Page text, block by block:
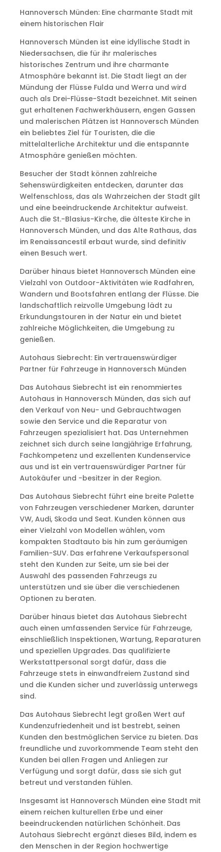
Hannoversch Münden: Eine charmante Stadt mit
einem historischen Flair
Hannoversch Münden ist eine idyllische Stadt in
Niedersachsen, die für ihr malerisches
historisches Zentrum und ihre charmante
Atmosphäre bekannt ist. Die Stadt liegt an der
Mündung der Flüsse Fulda und Werra und wird
auch als Drei-Flüsse-Stadt bezeichnet. Mit seinen
gut erhaltenen Fachwerkhäusern, engen Gassen
und malerischen Plätzen ist Hannoversch Münden
ein beliebtes Ziel für Touristen, die die
mittelalterliche Architektur und die entspannte
Atmosphäre genießen möchten.
Besucher der Stadt können zahlreiche
Sehenswürdigkeiten entdecken, darunter das
Welfenschloss, das als Wahrzeichen der Stadt gilt
und eine beeindruckende Architektur aufweist.
Auch die St.-Blasius-Kirche, die älteste Kirche in
Hannoversch Münden, und das Alte Rathaus, das
im Renaissancestil erbaut wurde, sind definitiv
einen Besuch wert.
Darüber hinaus bietet Hannoversch Münden eine
Vielzahl von Outdoor-Aktivitäten wie Radfahren,
Wandern und Bootsfahren entlang der Flüsse. Die
landschaftlich reizvolle Umgebung lädt zu
Erkundungstouren in der Natur ein und bietet
zahlreiche Möglichkeiten, die Umgebung zu
genießen.
Autohaus Siebrecht: Ein vertrauenswürdiger
Partner für Fahrzeuge in Hannoversch Münden
Das Autohaus Siebrecht ist ein renommiertes
Autohaus in Hannoversch Münden, das sich auf
den Verkauf von Neu- und Gebrauchtwagen
sowie den Service und die Reparatur von
Fahrzeugen spezialisiert hat. Das Unternehmen
zeichnet sich durch seine langjährige Erfahrung,
Fachkompetenz und exzellenten Kundenservice
aus und ist ein vertrauenswürdiger Partner für
Autokäufer und -besitzer in der Region.
Das Autohaus Siebrecht führt eine breite Palette
von Fahrzeugen verschiedener Marken, darunter
VW, Audi, Skoda und Seat. Kunden können aus
einer Vielzahl von Modellen wählen, vom
kompakten Stadtauto bis hin zum geräumigen
Familien-SUV. Das erfahrene Verkaufspersonal
steht den Kunden zur Seite, um sie bei der
Auswahl des passenden Fahrzeugs zu
unterstützen und sie über die verschiedenen
Optionen zu beraten.
Darüber hinaus bietet das Autohaus Siebrecht
auch einen umfassenden Service für Fahrzeuge,
einschließlich Inspektionen, Wartung, Reparaturen
und speziellen Upgrades. Das qualifizierte
Werkstattpersonal sorgt dafür, dass die
Fahrzeuge stets in einwandfreiem Zustand sind
und die Kunden sicher und zuverlässig unterwegs
sind.
Das Autohaus Siebrecht legt großen Wert auf
Kundenzufriedenheit und ist bestrebt, seinen
Kunden den bestmöglichen Service zu bieten. Das
freundliche und zuvorkommende Team steht den
Kunden bei allen Fragen und Anliegen zur
Verfügung und sorgt dafür, dass sie sich gut
betreut und verstanden fühlen.
Insgesamt ist Hannoversch Münden eine Stadt mit
einem reichen kulturellen Erbe und einer
beeindruckenden natürlichen Schönheit. Das
Autohaus Siebrecht ergänzt dieses Bild, indem es
den Menschen in der Region hochwertige